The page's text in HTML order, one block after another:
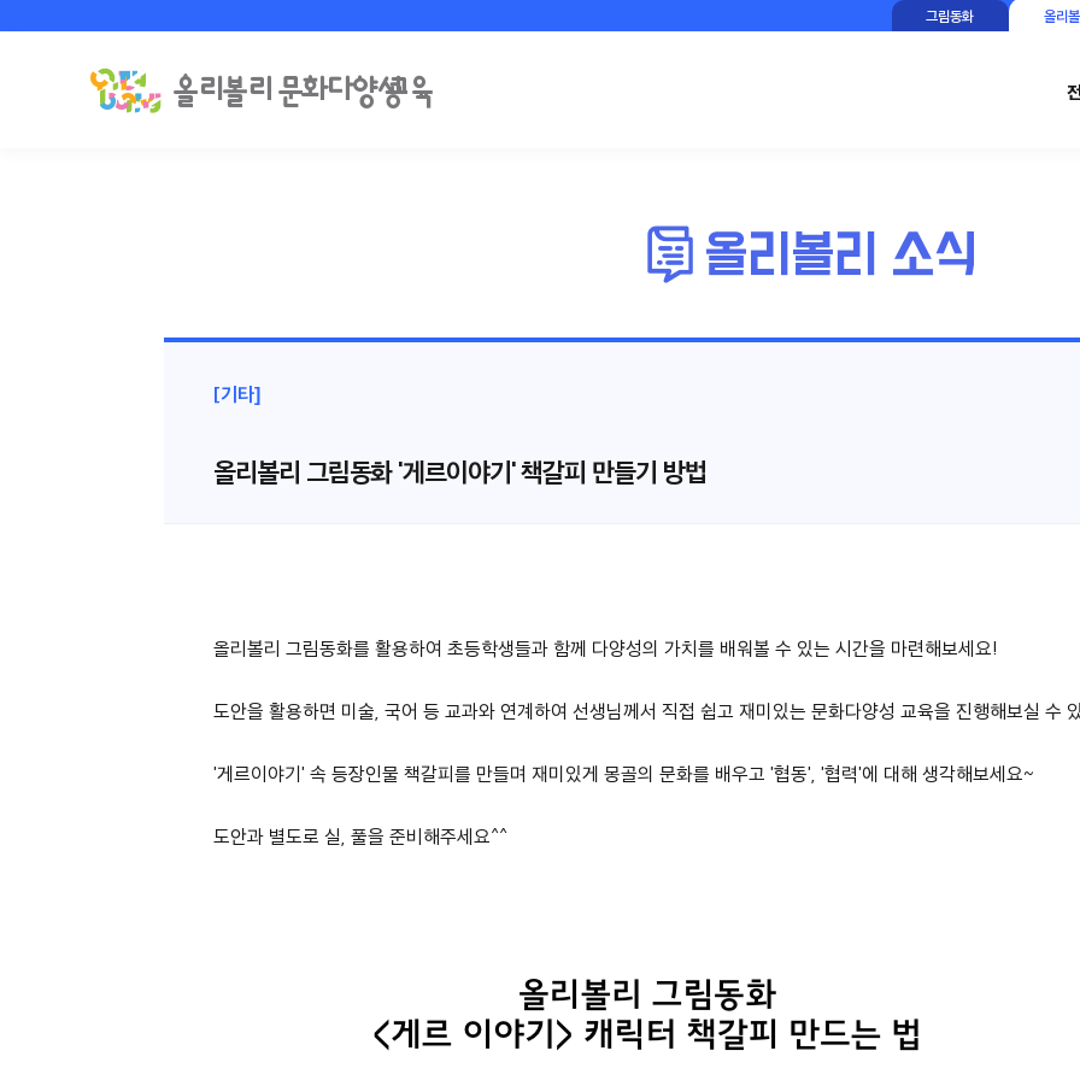
그림동화 올리
[기타]
올리볼리 그림동화 '게르이야기' 책갈피 만들기 방법
올리볼리 그림동화를 활용하여 초등학생들과 함께 다양성의 가치를 배워볼 수 있는 시간을 마련해보세요!
도안을 활용하면 미술, 국어 등 교과와 연계하여 선생님께서 직접 쉽고 재미있는 문화다양성 교육을 진행해보실 수
'게르이야기' 속 등장인물 책갈피를 만들며 재미있게 몽골의 문화를 배우고 '협동', '협력'에 대해 생각해보세요~
도안과 별도로 실, 풀을 준비해주세요^^